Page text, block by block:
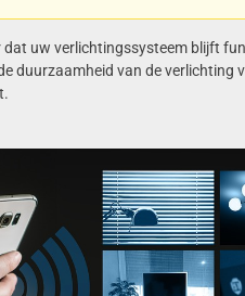
uw verlichtingssysteem blijft
duurzaamheid van de verlichting